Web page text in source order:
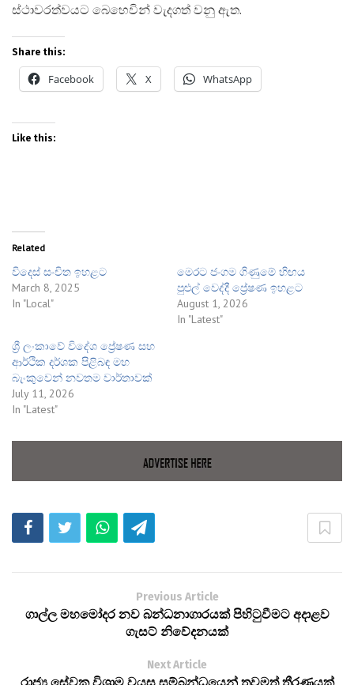
ස්ථාවරත්වයට බෙහෙවින් වැදගත් වනු ඇත.
Share this:
Facebook X WhatsApp
Like this:
Related
විදෙස් සංචිත ඉහළට
March 8, 2025
In "Local"
මෙරට ජංගම ගිණුමේ හිඟය
පුළුල් වෙද්දී ප්‍රේෂණ ඉහළට
August 1, 2026
In "Latest"
ශ්‍රී ලංකාවේ විදේශ ප්‍රේෂණ සහ
ආර්ථික දර්ශක පිළිබඳ මහ
බැංකුවෙන් නවතම වාර්තාවක්
July 11, 2026
In "Latest"
Previous Article
ගාල්ල මහමෝදර නව බන්ධනාගාරයක් පිහිටුවීමට අදාළව
ගැසට් නිවේදනයක්
Next Article